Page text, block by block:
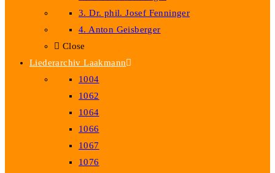
3. Dr. phil. Josef Fenninger
4. Anton Geisberger
Close
Liederarchiv Laakmann
1004
1062
1064
1066
1067
1076